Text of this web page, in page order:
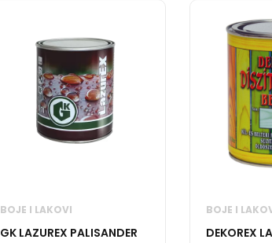
BOJE I LAKOVI
GK LAZUREX PALISANDER
BOJE I
DEKOREX